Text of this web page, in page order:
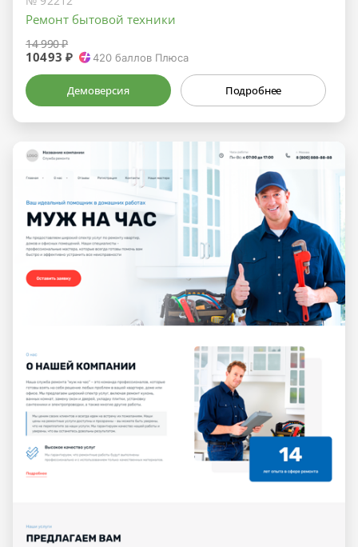
Ремонт бытовой техники
14 990 ₽
10493 ₽ 420 баллов Плюса
Демоверсия Подробнее